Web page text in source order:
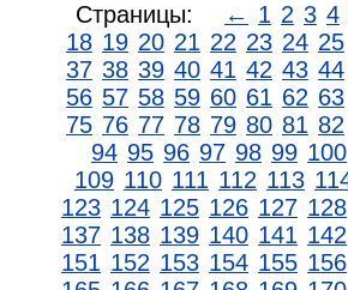
Страницы: ← 1 2 3 4
18 19 20 21 22 23 24 25
37 38 39 40 41 42 43 44
56 57 58 59 60 61 62 63
75 76 77 78 79 80 81 82
94 95 96 97 98 99 100
109 110 111 112 113
123 124 125 126 127 128
137 138 139 140 141 142
151 152 153 154 155 156